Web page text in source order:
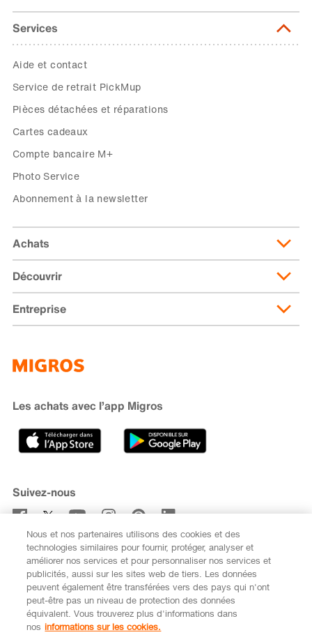
Services
Aide et contact
Service de retrait PickMup
Pièces détachées et réparations
Cartes cadeaux
Compte bancaire M+
Photo Service
Abonnement à la newsletter
Achats
Livraison et frais de livraison
Abonnement de livraison
Moyens de paiement
Cumulus
Recherche de magasin
Découvrir
Migusto
iMpuls
Banque Migros
Entreprise
Développement durable
Carrière
Sponsoring
Médias
Code de conduite et signalement
Les achats avec l’app Migros
Suivez-nous
S’abonner à la newsletter
FR
Nous et nos partenaires utilisons des cookies et des
technologies similaires pour fournir, protéger, analyser et
améliorer nos services et pour personnaliser nos services et
publicités, aussi sur les sites web de tiers. Les données
peuvent également être transférées vers des pays qui n'ont
peut-être pas un niveau de protection des données
équivalent. Vous trouverez plus d'informations dans
nos informations sur les cookies.